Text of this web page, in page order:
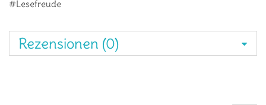
#Lesefreude
Rezensionen (0)